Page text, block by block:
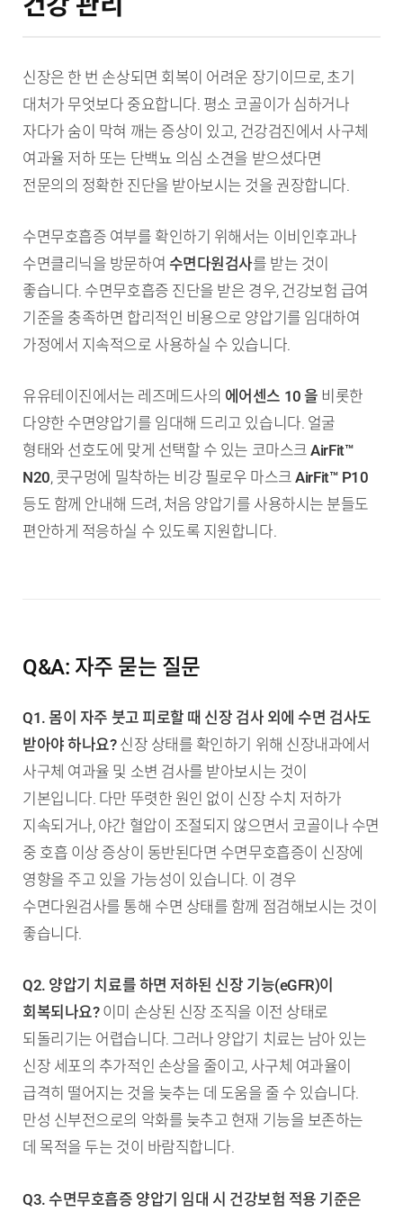
신장은 한 번 손상되면 회복이 어려운 장기이므로, 초기
대처가 무엇보다 중요합니다. 평소 코골이가 심하거나
자다가 숨이 막혀 깨는 증상이 있고, 건강검진에서 사구체
여과율 저하 또는 단백뇨 의심 소견을 받으셨다면
전문의의 정확한 진단을 받아보시는 것을 권장합니다.
수면무호흡증 여부를 확인하기 위해서는 이비인후과나
수면클리닉을 방문하여 수면다원검사를 받는 것이
좋습니다. 수면무호흡증 진단을 받은 경우, 건강보험 급여
기준을 충족하면 합리적인 비용으로 양압기를 임대하여
가정에서 지속적으로 사용하실 수 있습니다.
유유테이진에서는 레즈메드사의 에어센스 10 을 비롯한
다양한 수면양압기를 임대해 드리고 있습니다. 얼굴
형태와 선호도에 맞게 선택할 수 있는 코마스크AirFit™
N20, 콧구멍에 밀착하는 비강 필로우 마스크AirFit™ P10
등도 함께 안내해 드려, 처음 양압기를 사용하시는 분들도
편안하게 적응하실 수 있도록 지원합니다.
Q&A: 자주 묻는 질문
Q1. 몸이 자주 붓고 피로할 때 신장 검사 외에 수면 검사도
받아야 하나요?신장 상태를 확인하기 위해 신장내과에서
사구체 여과율 및 소변 검사를 받아보시는 것이
기본입니다. 다만 뚜렷한 원인 없이 신장 수치 저하가
지속되거나, 야간 혈압이 조절되지 않으면서 코골이나 수면
중 호흡 이상 증상이 동반된다면 수면무호흡증이 신장에
영향을 주고 있을 가능성이 있습니다. 이 경우
수면다원검사를 통해 수면 상태를 함께 점검해보시는 것이
좋습니다.
Q2. 양압기 치료를 하면 저하된 신장 기능(eGFR)이
회복되나요?이미 손상된 신장 조직을 이전 상태로
되돌리기는 어렵습니다. 그러나 양압기 치료는 남아 있는
신장 세포의 추가적인 손상을 줄이고, 사구체 여과율이
급격히 떨어지는 것을 늦추는 데 도움을 줄 수 있습니다.
만성 신부전으로의 악화를 늦추고 현재 기능을 보존하는
데 목적을 두는 것이 바람직합니다.
Q3. 수면무호흡증 양압기 임대 시 건강보험 적용 기준은